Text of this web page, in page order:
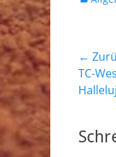
←
TC-